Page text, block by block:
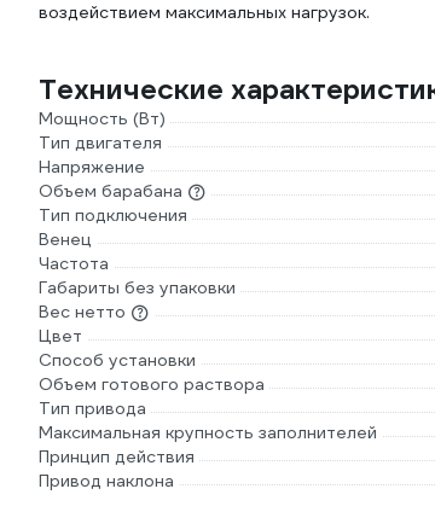
воздействием максимальных нагрузок.
Технические
Мощность (Вт)
Тип двигателя
Напряжение
Объем барабана
Тип подключения
Венец
Частота
Габариты без упаковки
Вес нетто
Цвет
Способ установки
Объем готового раствора
Тип привода
Максимальная крупность заполнителей
Принцип действия
Привод наклона